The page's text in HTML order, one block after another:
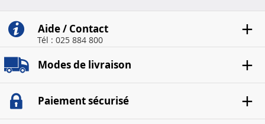
Aide / Contact
Tél : 025 884 800
Modes de livraison
Paiement sécurisé